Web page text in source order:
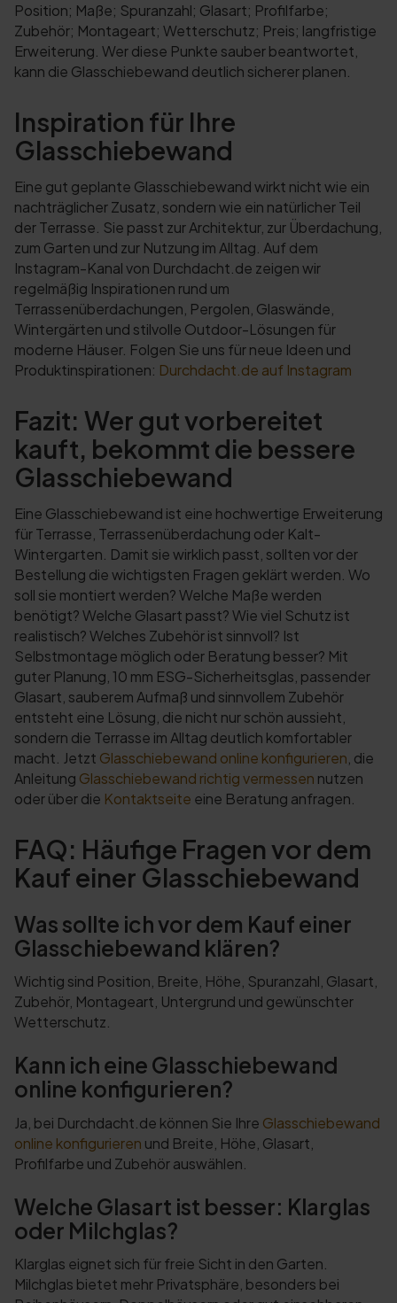
Position; Maße; Spuranzahl; Glasart; Profilfarbe;
Zubehör; Montageart; Wetterschutz; Preis; langfristige
Erweiterung. Wer diese Punkte sauber beantwortet,
kann die Glasschiebewand deutlich sicherer planen.
Inspiration für Ihre
Glasschiebewand
Eine gut geplante Glasschiebewand wirkt nicht wie ein
nachträglicher Zusatz, sondern wie ein natürlicher Teil
der Terrasse. Sie passt zur Architektur, zur Überdachung,
zum Garten und zur Nutzung im Alltag. Auf dem
Instagram-Kanal von Durchdacht.de zeigen wir
regelmäßig Inspirationen rund um
Terrassenüberdachungen, Pergolen, Glaswände,
Wintergärten und stilvolle Outdoor-Lösungen für
moderne Häuser. Folgen Sie uns für neue Ideen und
Produktinspirationen: Durchdacht.de auf Instagram
Fazit: Wer gut vorbereitet
kauft, bekommt die bessere
Glasschiebewand
Eine Glasschiebewand ist eine hochwertige Erweiterung
für Terrasse, Terrassenüberdachung oder Kalt-
Wintergarten. Damit sie wirklich passt, sollten vor der
Bestellung die wichtigsten Fragen geklärt werden. Wo
soll sie montiert werden? Welche Maße werden
benötigt? Welche Glasart passt? Wie viel Schutz ist
realistisch? Welches Zubehör ist sinnvoll? Ist
Selbstmontage möglich oder Beratung besser? Mit
guter Planung, 10 mm ESG-Sicherheitsglas, passender
Glasart, sauberem Aufmaß und sinnvollem Zubehör
entsteht eine Lösung, die nicht nur schön aussieht,
sondern die Terrasse im Alltag deutlich komfortabler
macht. Jetzt Glasschiebewand online konfigurieren , die
Anleitung Glasschiebewand richtig vermessen nutzen
oder über die Kontaktseite eine Beratung anfragen.
FAQ: Häufige Fragen vor dem
Kauf einer Glasschiebewand
Was sollte ich vor dem Kauf einer
Glasschiebewand klären?
Wichtig sind Position, Breite, Höhe, Spuranzahl, Glasart,
Zubehör, Montageart, Untergrund und gewünschter
Wetterschutz.
Kann ich eine Glasschiebewand
online konfigurieren?
Ja, bei Durchdacht.de können Sie Ihre Glasschiebewand
online konfigurieren und Breite, Höhe, Glasart,
Profilfarbe und Zubehör auswählen.
Welche Glasart ist besser: Klarglas
oder Milchglas?
Klarglas eignet sich für freie Sicht in den Garten.
Milchglas bietet mehr Privatsphäre, besonders bei